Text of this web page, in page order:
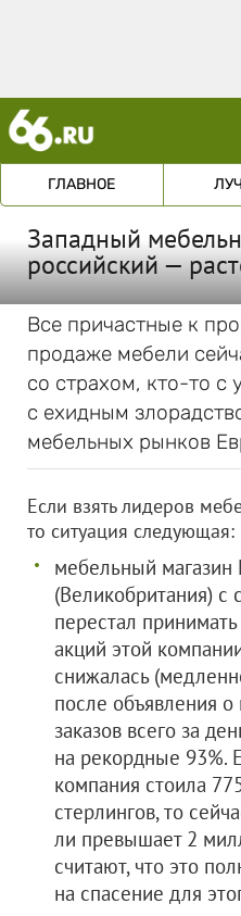
ГЛАВНОЕ
Западный
российский —
Все причастные к
продаже мебели
со страхом, кто-то с
с ехидным
мебельных рынков
Если взять лидеров
то ситуация следующая:
мебельный магазин
(Великобритания) с
перестал
акций этой
снижалась
после объявления
заказов всего за
на рекордные 93%.
компания стоила
стерлингов, то
ли превышает 2
считают, что это
на спасение для